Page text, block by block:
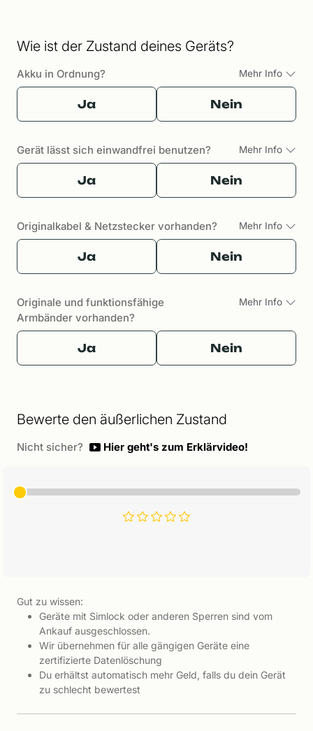
Wie ist der Zustand deines Geräts?
Akku in Ordnung? Mehr Info
Ja Nein
Gerät lässt sich einwandfrei benutzen? Mehr Info
Ja Nein
Originalkabel & Netzstecker vorhanden? Mehr Info
Ja Nein
Originale und funktionsfähige
Armbänder vorhanden?
Mehr Info
Ja Nein
Bewerte den äußerlichen Zustand
Nicht sicher? Hier geht's zum Erklärvideo!
Gut zu wissen:
Geräte mit Simlock oder anderen Sperren sind vom
Ankauf ausgeschlossen.
Wir übernehmen für alle gängigen Geräte eine
zertifizierte Datenlöschung
Du erhältst automatisch mehr Geld, falls du dein Gerät
zu schlecht bewertest